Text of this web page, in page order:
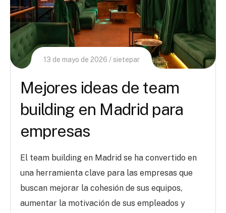
13 de mayo de 2026 sietepar
Mejores ideas de team
building en Madrid para
empresas
El team building en Madrid se ha convertido en
una herramienta clave para las empresas que
buscan mejorar la cohesión de sus equipos,
aumentar la motivación de sus empleados y